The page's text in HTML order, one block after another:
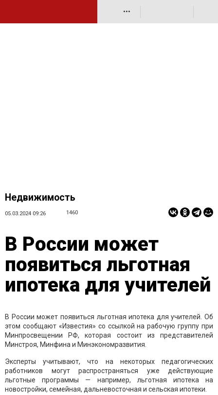
•••
Недвижимость
05.03.2024 09:26 1460
В России может
появиться льготная
ипотека для учителей
В России может появиться льготная ипотека для учителей. Об
этом сообщают «Известия» со ссылкой на рабочую группу при
Минпросвещении РФ, которая состоит из представителей
Минстроя, Минфина и Минэкономразвития.
Эксперты учитывают, что на некоторых педагогических
работников могут распространяться уже действующие
льготные программы — например, льготная ипотека на
новостройки, семейная, дальневосточная и сельская ипотеки.